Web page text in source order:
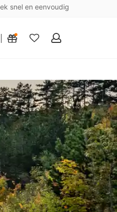
snel en eenvoudig
Mijn